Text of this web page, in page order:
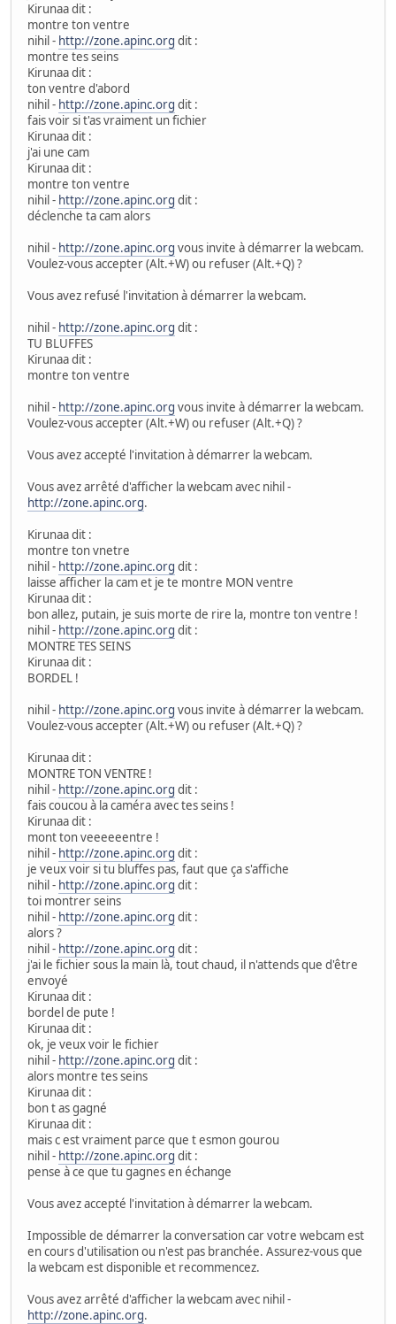
Kirunaa dit :
montre ton ventre
nihil - http://zone.apinc.org dit :
montre tes seins
Kirunaa dit :
ton ventre d'abord
nihil - http://zone.apinc.org dit :
fais voir si t'as vraiment un fichier
Kirunaa dit :
j'ai une cam
Kirunaa dit :
montre ton ventre
nihil - http://zone.apinc.org dit :
déclenche ta cam alors
nihil - http://zone.apinc.org vous invite à démarrer la webcam.
Voulez-vous accepter (Alt.+W) ou refuser (Alt.+Q) ?
Vous avez refusé l'invitation à démarrer la webcam.
nihil - http://zone.apinc.org dit :
TU BLUFFES
Kirunaa dit :
montre ton ventre
nihil - http://zone.apinc.org vous invite à démarrer la webcam.
Voulez-vous accepter (Alt.+W) ou refuser (Alt.+Q) ?
Vous avez accepté l'invitation à démarrer la webcam.
Vous avez arrêté d'afficher la webcam avec nihil -
http://zone.apinc.org.
Kirunaa dit :
montre ton vnetre
nihil - http://zone.apinc.org dit :
laisse afficher la cam et je te montre MON ventre
Kirunaa dit :
bon allez, putain, je suis morte de rire la, montre ton ventre !
nihil - http://zone.apinc.org dit :
MONTRE TES SEINS
Kirunaa dit :
BORDEL !
nihil - http://zone.apinc.org vous invite à démarrer la webcam.
Voulez-vous accepter (Alt.+W) ou refuser (Alt.+Q) ?
Kirunaa dit :
MONTRE TON VENTRE !
nihil - http://zone.apinc.org dit :
fais coucou à la caméra avec tes seins !
Kirunaa dit :
mont ton veeeeeentre !
nihil - http://zone.apinc.org dit :
je veux voir si tu bluffes pas, faut que ça s'affiche
nihil - http://zone.apinc.org dit :
toi montrer seins
nihil - http://zone.apinc.org dit :
alors ?
nihil - http://zone.apinc.org dit :
j'ai le fichier sous la main là, tout chaud, il n'attends que d'être
envoyé
Kirunaa dit :
bordel de pute !
Kirunaa dit :
ok, je veux voir le fichier
nihil - http://zone.apinc.org dit :
alors montre tes seins
Kirunaa dit :
bon t as gagné
Kirunaa dit :
mais c est vraiment parce que t esmon gourou
nihil - http://zone.apinc.org dit :
pense à ce que tu gagnes en échange
Vous avez accepté l'invitation à démarrer la webcam.
Impossible de démarrer la conversation car votre webcam est
en cours d'utilisation ou n'est pas branchée. Assurez-vous que
la webcam est disponible et recommencez.
Vous avez arrêté d'afficher la webcam avec nihil -
http://zone.apinc.org.